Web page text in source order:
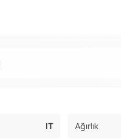
IT Ağırlık